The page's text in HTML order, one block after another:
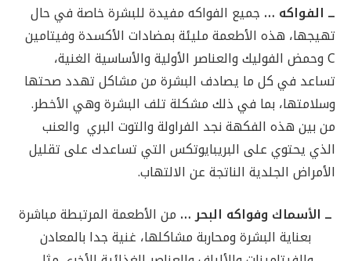
ــ الفواكه … جميع الفواكه مفيدة للبشرة خاصة في حال
تهيجها، هذه الأطعمة مليئة بمضادات الأكسدة وفيتامين
C وحمض الفوليك والعناصر الأولية والأساسية الغنية،
تساعد في كل ما يصادف البشرة من مشاكل تهدد صحتها
وسلامتها، بما في ذلك مشكلة تلف البشرة وهي الأخطر.
من بين هذه الفكهة نجد الفراولة والتوت البري والعنب
الذي يحتوي على البريبايوتكس التي تساعدك على تقليل
الأمراض الجلدية الناتجة عن الالتهاب.
ــ الأسماك وفواكه البحر … من الأطعمة المرتبطة مباشرة
بعناية البشرة ومحاربة مشاكلها، غنية جدا بالمعادن